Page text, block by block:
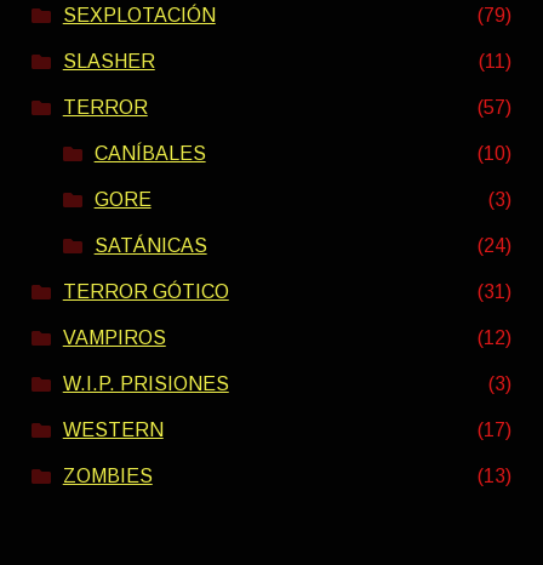
SEXPLOTACIÓN (79)
SLASHER (11)
TERROR (57)
CANÍBALES (10)
GORE (3)
SATÁNICAS (24)
TERROR GÓTICO (31)
VAMPIROS (12)
W.I.P. PRISIONES (3)
WESTERN (17)
ZOMBIES (13)